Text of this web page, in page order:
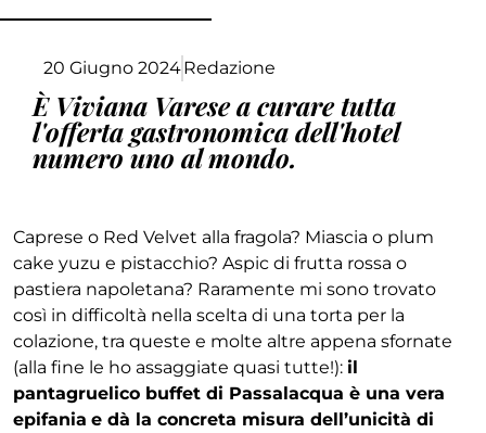
20 Giugno 2024Redazione
È Viviana Varese a curare tutta
l'offerta gastronomica dell'hotel
numero uno al mondo.
Caprese o Red Velvet alla fragola? Miascia o plum
cake yuzu e pistacchio? Aspic di frutta rossa o
pastiera napoletana? Raramente mi sono trovato
così in difficoltà nella scelta di una torta per la
colazione, tra queste e molte altre appena sfornate
(alla fine le ho assaggiate quasi tutte!): il
pantagruelico buffet di Passalacqua è una vera
epifania e dà la concreta misura dell’unicità di